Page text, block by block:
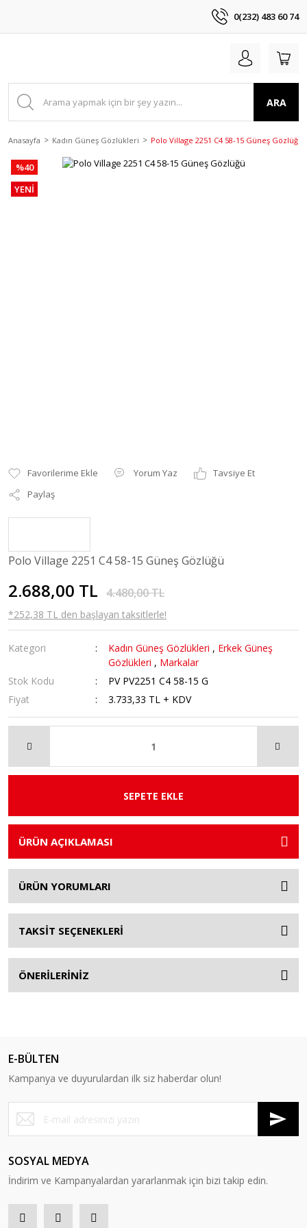
0(232) 483 60 74
ARA
Anasayfa Kadın Güneş Gözlükleri Polo Village 2251 C4 58-15 Güneş Gözlüğü
%40
YENİ
Yorum Yaz
Tavsiye Et
Paylaş
Polo Village 2251 C4 58-15 Güneş Gözlüğü
2.688,00 TL 4.480,00 TL
*252,38 TL den başlayan taksitlerle!
Kategori Kadın Güneş Gözlükleri , Erkek Güneş
Gözlükleri , Markalar
Stok Kodu
PV PV2251 C4 58-15 G
Fiyat
3.733,33 TL + KDV
SEPETE EKLE
ÜRÜN AÇIKLAMASI
ÜRÜN YORUMLARI
TAKSİT SEÇENEKLERİ
ÖNERİLERİNİZ
E-BÜLTEN
Kampanya ve duyurulardan ilk siz haberdar olun!
SOSYAL MEDYA
İndirim ve Kampanyalardan yararlanmak için bizi takip edin.